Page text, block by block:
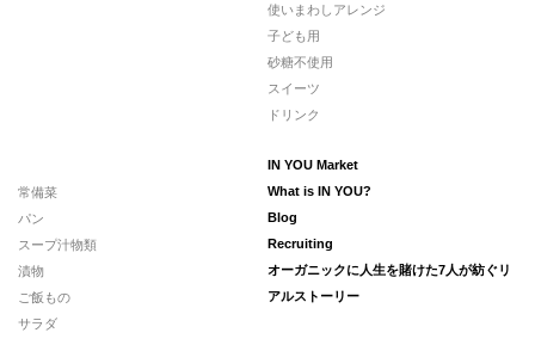
使いまわしアレンジ
子ども用
砂糖不使用
スイーツ
ドリンク
常備菜
パン
スープ汁物類
漬物
ご飯もの
サラダ
IN YOU Market
What is IN YOU?
Blog
Recruiting
オーガニックに人生を賭けた7人が紡ぐリ
アルストーリー